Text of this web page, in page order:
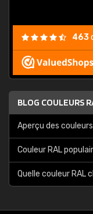
463
BLOG COULEURS
Aperçu des
Couleur RAL
Quelle couleur RAL